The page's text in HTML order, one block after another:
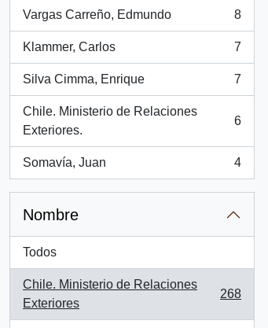
Vargas Carreño, Edmundo
, 8 resultados
8
Klammer, Carlos
, 7 resultados
7
Silva Cimma, Enrique
, 7 resultados
7
Chile. Ministerio de Relaciones
Exteriores.
, 6 resultados
6
Somavía, Juan
, 4 resultados
4
Nombre
Todos
Chile. Ministerio de Relaciones
Exteriores
, 268 resultados
268